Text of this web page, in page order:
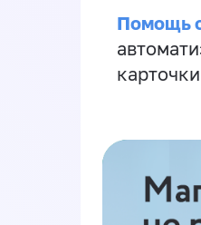
Помощь